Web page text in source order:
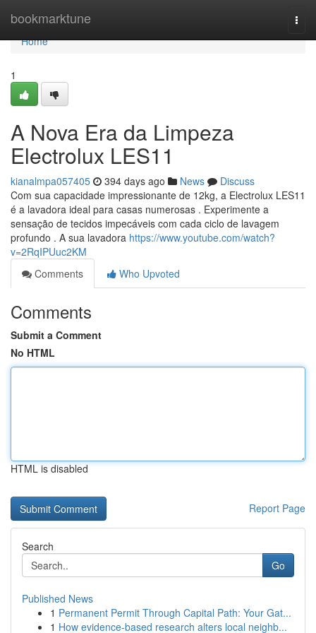
bookmarktune
Home
Home
1
A Nova Era da Limpeza
Electrolux LES11
kianalmpa057405 394 days ago News
Discuss
Com sua capacidade impressionante de 12kg, a Electrolux LES11
é a lavadora ideal para casas numerosas . Experimente a
sensação de tecidos impecáveis com cada ciclo de lavagem
profundo . A sua lavadora https://www.youtube.com/watch?
v=2RqIPUuc2KM
Comments
Who Upvoted
Comments
Submit a Comment
No HTML
HTML is disabled
Report Page
Search
Go
Published News
1 Permanent Permit Through Capital Path: Your Gat...
1 How evidence-based research alters local neighb...